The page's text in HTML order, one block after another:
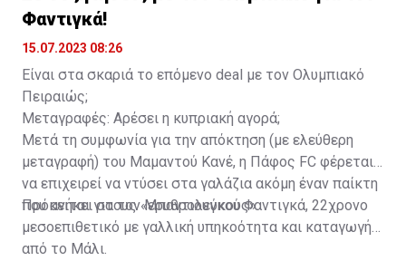
διοργανώσεις. Δόθηκε δανεικός στην Αλ Αΐν όπου
αγωνίστηκε έως τον περασμένο Μάιο.
Φαντιγκά!
15.07.2023 08:26
Είναι στα σκαριά το επόμενο deal με τον Ολυμπιακό
Πειραιώς;
Μεταγραφές: Αρέσει η κυπριακή αγορά;
Μετά τη συμφωνία για την απόκτηση (με ελεύθερη
μεταγραφή) του Μαμαντού Κανέ, η Πάφος FC φέρεται
να επιχειρεί να ντύσει στα γαλάζια ακόμη έναν παίκτη
που ανήκει στους «ερυθρολεύκους».
Πρόκειται για τον Μπαντιουγκού Φαντιγκά, 22χρονο
μεσοεπιθετικό με γαλλική υπηκοότητα και καταγωγή
από το Μάλι.